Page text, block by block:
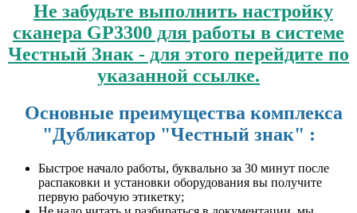
Не забудьте выполнить настройку
сканера GP3300 для работы в системе
Честный Знак - для этого перейдите по
указанной ссылке.
Основные преимущества комплекса
"Дубликатор "Честный знак" :
Быстрое начало работы, буквально за 30 минут после
распаковки и установки оборудования вы получите
первую рабочую этикетку;